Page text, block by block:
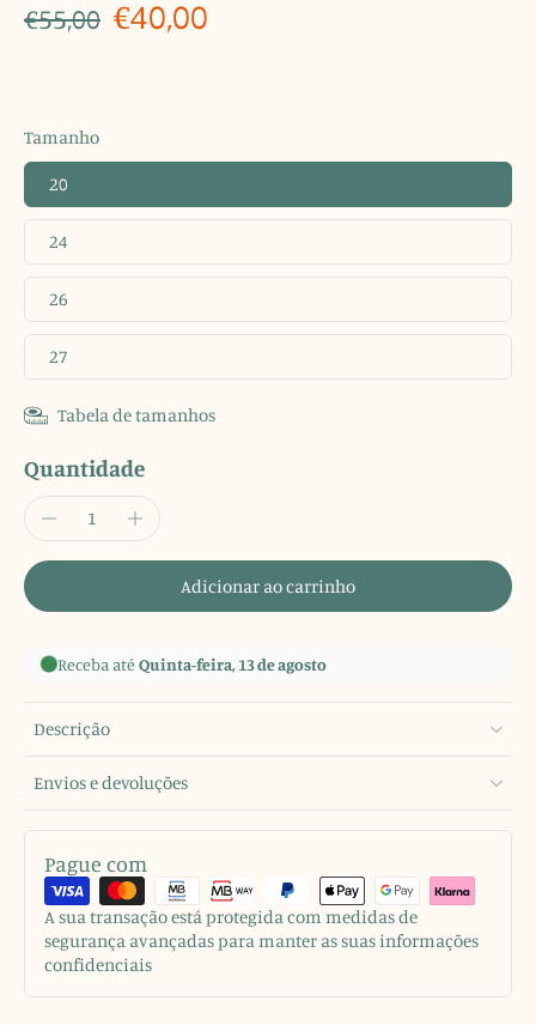
€55,00 €40,00
Tamanho
20
24
26
27
Tabela de tamanhos
Quantidade
Adicionar ao carrinho
Receba atéQuinta-feira, 13 de agosto
Descrição
Envios e devoluções
Pague com
A sua transação está protegida com medidas de
segurança avançadas para manter as suas informações
confidenciais